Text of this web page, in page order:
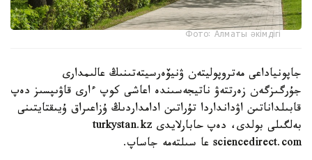
Фото: Алматы әкімдігі
جاپونياداعى مەتروپوليتەن ۋنيۆەرسيتەتىنىڭ عالىمدارى
جۇرگىزگەن زەرتتەۋ ناتيجەسىندە اعاشى كوپ ءارى قاۋىپسىز دەپ
قابىلداناتىن اۋدانداردا تۇراتىن ادامداردىڭ ۇزاعىراق ۇيىقتايتىنى
بەلگىلى بولدى، دەپ حابارلايدى turkystan.kz
sciencedirect.com عا سىلتەمە جاساپ.